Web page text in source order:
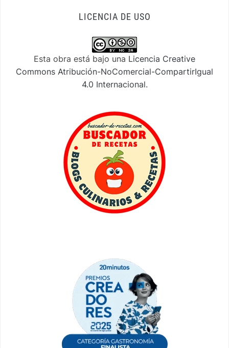
LICENCIA DE USO
Esta obra está bajo una Licencia Creative
Commons Atribución-NoComercial-CompartirIgual
4.0 Internacional.